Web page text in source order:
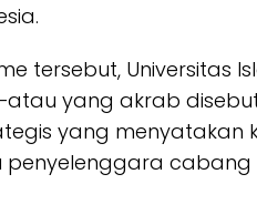
tersebut, Universitas
yang akrab disebut
yang menyatakan
cabang